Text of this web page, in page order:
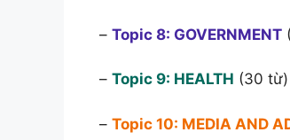
– Topic 8: GOVERNMENT
– Topic 9: HEALTH (30 từ)
– Topic 10: MEDIA AND